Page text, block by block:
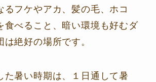
るフケやアカ、髪の毛、ホコ
食べること、暗い環境も好むダ
絶好の場所です。
た暑い時期は、１日通して暑